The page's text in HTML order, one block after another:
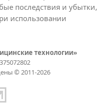
последствия и убытки,
использовании
технологии»
© 2011-2026